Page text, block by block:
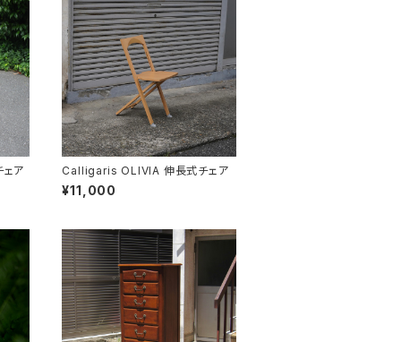
ェア Calligaris OLIVIA 伸長式チェア
¥11,000